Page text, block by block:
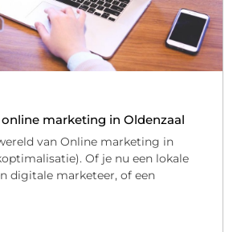
marketing in Oldenzaal
van Online marketing in
Of je nu een lokale
digitale marketeer, of een